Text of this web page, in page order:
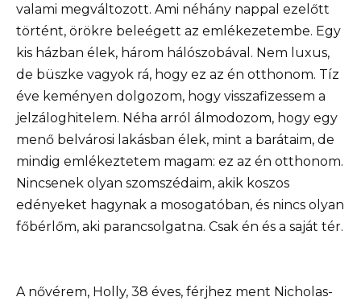
valami megváltozott. Ami néhány nappal ezelőtt
történt, örökre beleégett az emlékezetembe. Egy
kis házban élek, három hálószobával. Nem luxus,
de büszke vagyok rá, hogy ez az én otthonom. Tíz
éve keményen dolgozom, hogy visszafizessem a
jelzáloghitelem. Néha arról álmodozom, hogy egy
menő belvárosi lakásban élek, mint a barátaim, de
mindig emlékeztetem magam: ez az én otthonom.
Nincsenek olyan szomszédaim, akik koszos
edényeket hagynak a mosogatóban, és nincs olyan
főbérlőm, aki parancsolgatna. Csak én és a saját tér.
A nővérem, Holly, 38 éves, férjhez ment Nicholas-